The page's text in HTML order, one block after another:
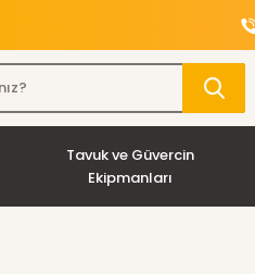
Tavuk ve Güvercin
Ekipmanları